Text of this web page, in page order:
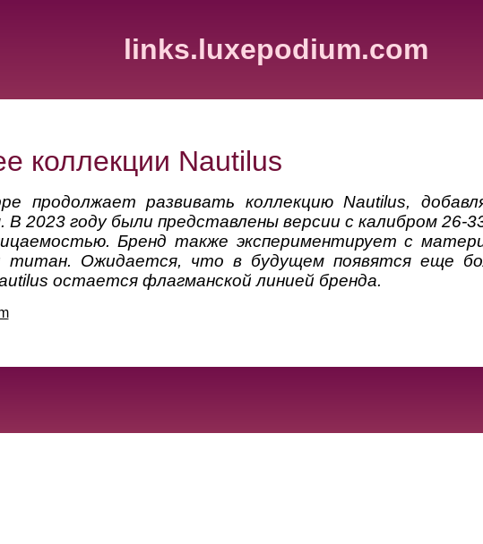
links.luxepodium.com
коллекции Nautilus
продолжает развивать коллекцию Nautilus,
В 2023 году были представлены версии с калибром 26-
Бренд также экспериментирует с
титан. Ожидается, что в будущем появятся еще
остается флагманской линией бренда.